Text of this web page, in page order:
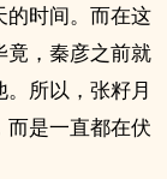
的时间。而在这
竟，秦彦之前就
所以，张籽月
而是一直都在伏